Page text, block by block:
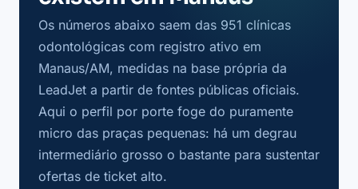
Os números abaixo saem das 951 clínicas
odontológicas com registro ativo em
Manaus/AM, medidas na base própria da
LeadJet a partir de fontes públicas oficiais.
Aqui o perfil por porte foge do puramente
micro das praças pequenas: há um degrau
intermediário grosso o bastante para sustentar
ofertas de ticket alto.